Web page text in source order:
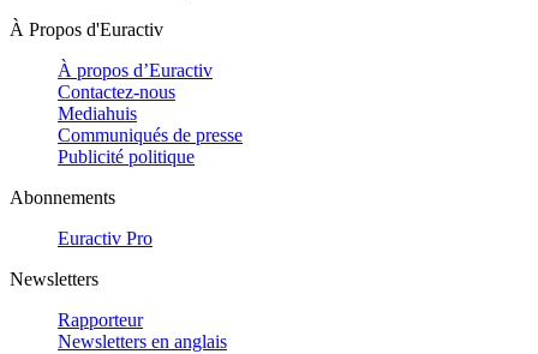
À Propos d'Euractiv
À propos d’Euractiv
Contactez-nous
Mediahuis
Communiqués de presse
Publicité politique
Abonnements
Euractiv Pro
Newsletters
Rapporteur
Newsletters en anglais